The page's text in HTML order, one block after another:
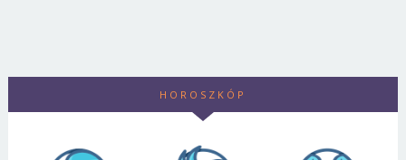
HOROSZKÓP